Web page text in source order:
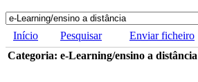
Início Pesquisar Enviar ficheiro
Categoria: e-Learning/ensino a distância